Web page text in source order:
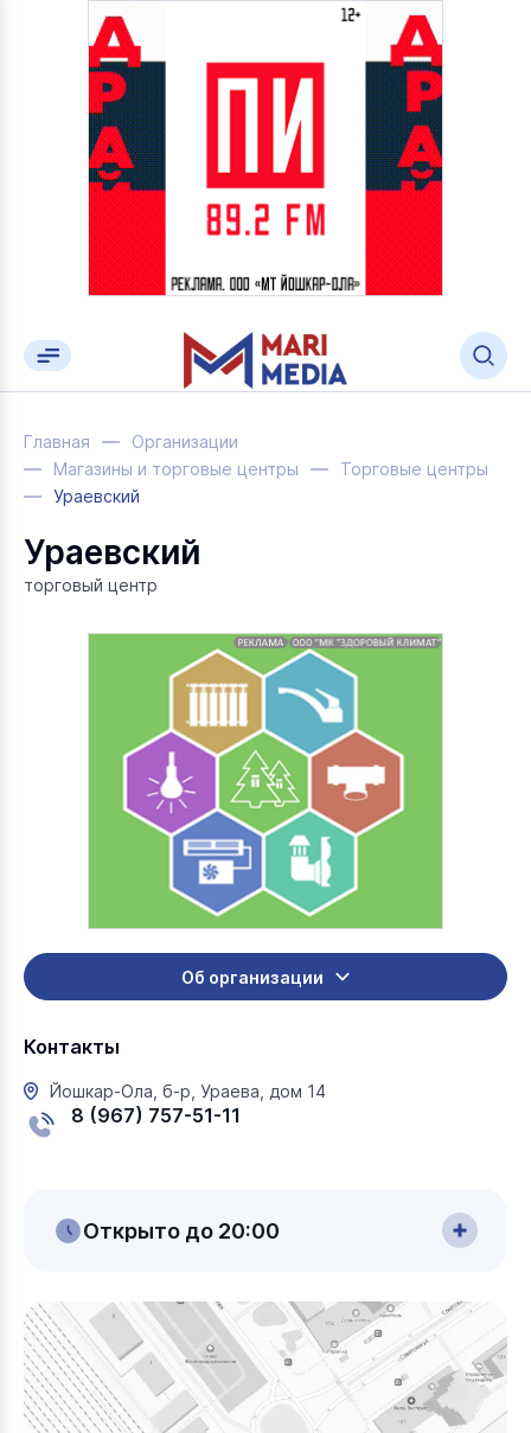
Главная
Организации
Магазины и торговые центры
Торговые центры
Ураевский
Ураевский
торговый центр
Об организации
Контакты
Йошкар-Ола, б-р, Ураева, дом 14
8 (967) 757-51-11
Открыто до 20:00